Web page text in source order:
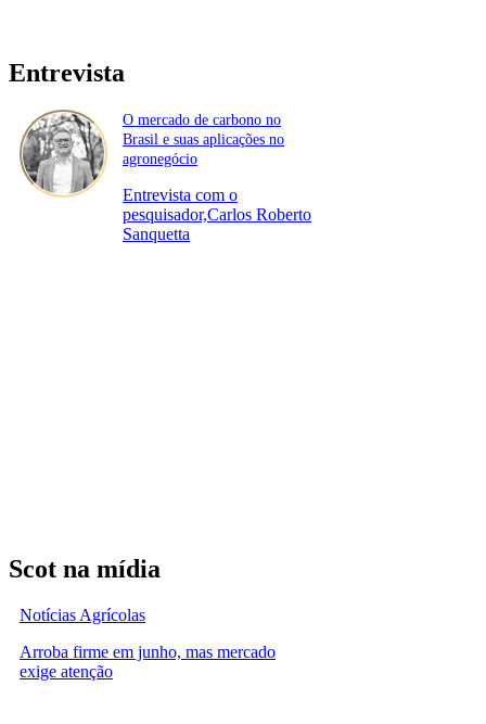
Entrevista
O mercado de carbono no
Brasil e suas aplicações no
agronegócio
Entrevista com o
pesquisador,Carlos Roberto
Sanquetta
Scot na mídia
Notícias Agrícolas
Arroba firme em junho, mas mercado
exige atenção